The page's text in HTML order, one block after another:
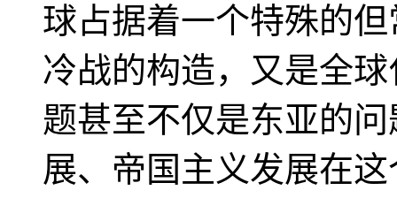
球占据着一个特殊的
冷战的构造，又是全
题甚至不仅是东亚的
展、帝国主义发展在